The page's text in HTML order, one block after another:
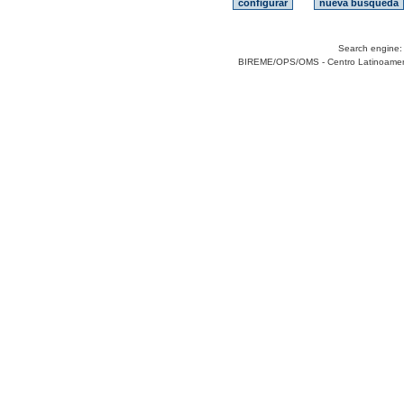
Search engine:
BIREME/OPS/OMS - Centro